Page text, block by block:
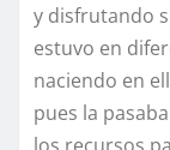
y disfrutando
estuvo en
naciendo en
pues la